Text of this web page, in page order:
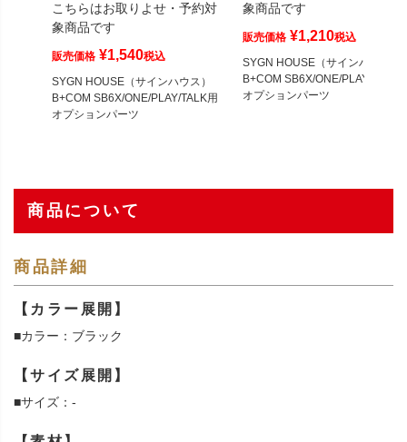
こちらはお取りよせ・予約対
象商品です
販売価格 ¥1,540税込
SYGN HOUSE（サインハウス）
B+COM SB6X/ONE/PLAY/TALK用
オプションパーツ
象商品です
販売価格 ¥1,210税込
SYGN HOUSE（サインハウス）
B+COM SB6X/ONE/PLAY/NEO.
オプションパーツ
商品について
商品詳細
【カラー展開】
■カラー：ブラック
【サイズ展開】
■サイズ：-